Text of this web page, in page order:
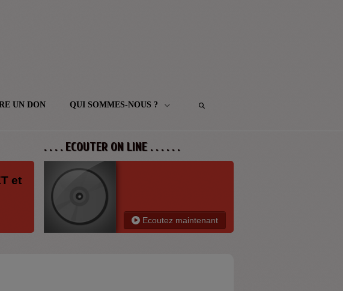
UN DON QUI SOMMES-NOUS ?
et
. . . . ECOUTER ON LINE . . . . . .
Ecoutez maintenant